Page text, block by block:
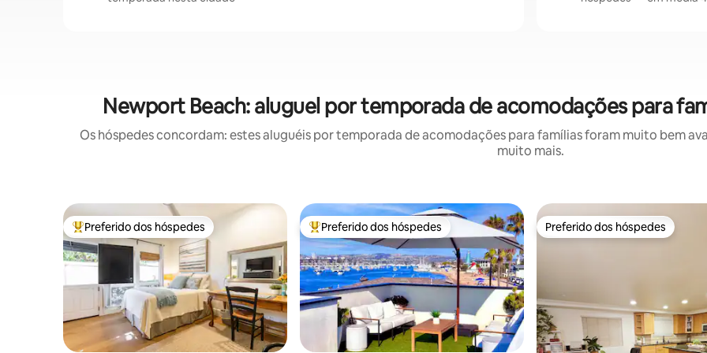
Newport Beach: aluguel por temporada de acomodações para
Os hóspedes concordam: estes aluguéis por temporada de acomodações para famílias foram muito bem
muito mais.
Entre os melhores preferidos dos hóspedes
Preferido dos hóspedes Entre os melhores preferidos dos hóspedes
Preferido dos hóspedes Preferido dos hóspedes
Preferido dos hóspedes